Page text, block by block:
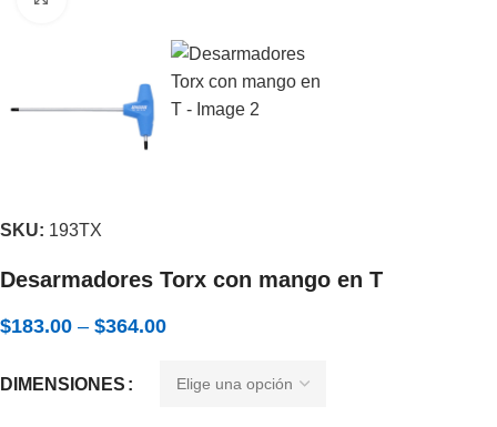
SKU: 193TX
Desarmadores Torx con mango en T
$183.00 – $364.00
DIMENSIONES